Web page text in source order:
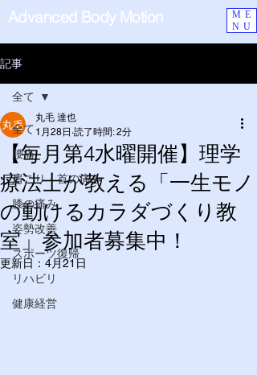
ME
NU
Advanced Body Motion
記事
全て
腰痛
肩こり・首の痛み
膝の痛み
姿勢改善
スポーツ復帰
リハビリ
健康経営
全て
【毎月第4水曜開催】理学
療法士が教える「一生モノ
の動けるカラダづくり教
室」参加者募集中！
丸毛 達也
1月28日 読了時間: 2分
更新日： 4月21日